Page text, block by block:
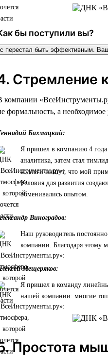
бы поступили вы?
перестал быть эффективным.
Стремление
компании
формальность, а
Бахмацкий:
Я пришел в компанию 4 года
аналитика, затем стал
коллеги пишут, что мой
Условия для развития
обменивались опытом.
Виноградов:
Наш руководитель
компании. Благодаря этому
Мещеряков:
Я пришел в команду
нашей компании: многие
Простота